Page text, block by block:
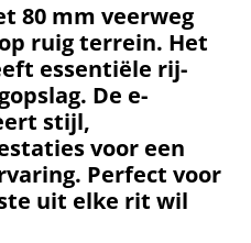
80 mm veerweg
ruig terrein. Het
essentiële rij-
De e-
stijl,
voor een
Perfect voor
uit elke rit wil